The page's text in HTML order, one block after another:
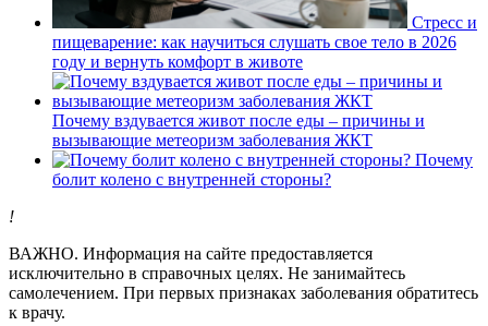
Стресс и
пищеварение: как научиться слушать свое тело в 2026
году и вернуть комфорт в животе
Почему вздувается живот после еды – причины и
вызывающие метеоризм заболевания ЖКТ
Почему
болит колено с внутренней стороны?
!
ВАЖНО. Информация на сайте предоставляется
исключительно в справочных целях. Не занимайтесь
самолечением. При первых признаках заболевания обратитесь
к врачу.